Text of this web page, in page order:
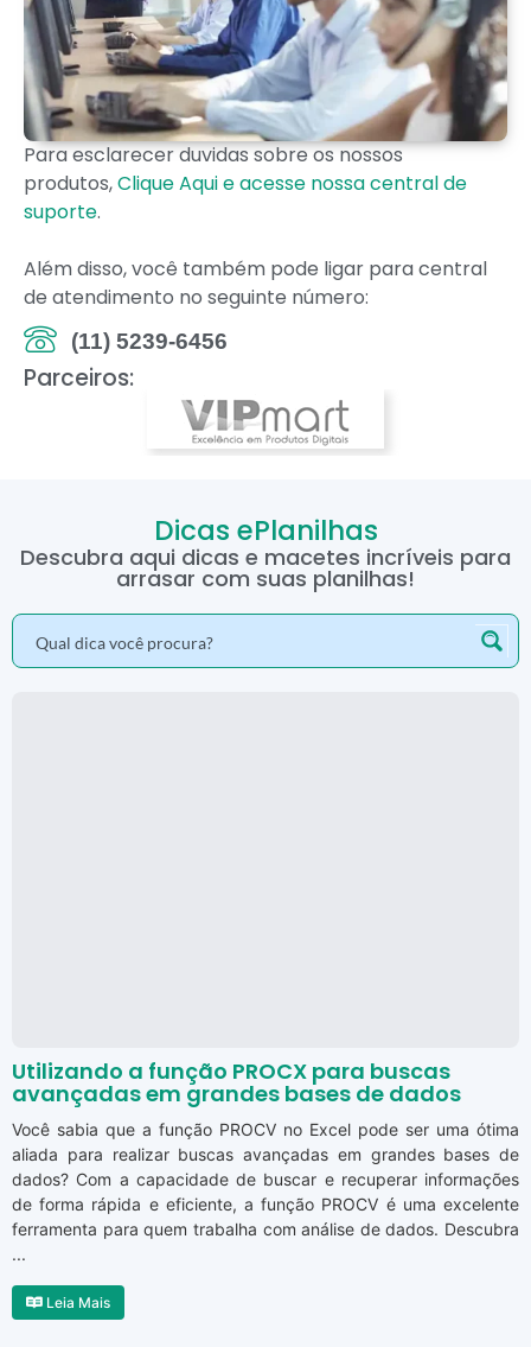
Para esclarecer duvidas sobre os nossos
produtos,Clique Aqui e acesse nossa central de
suporte.
Além disso, você também pode ligar para central
de atendimento no seguinte número:
(11) 5239-6456
Parceiros:
Dicas ePlanilhas
Descubra aqui dicas e macetes incríveis para
arrasar com suas planilhas!
Utilizando a função PROCX para buscas
avançadas em grandes bases de dados
Você sabia que a função PROCV no Excel pode ser uma ótima
aliada para realizar buscas avançadas em grandes bases de
dados? Com a capacidade de buscar e recuperar informações
de forma rápida e eficiente, a função PROCV é uma excelente
ferramenta para quem trabalha com análise de dados. Descubra
...
Leia Mais